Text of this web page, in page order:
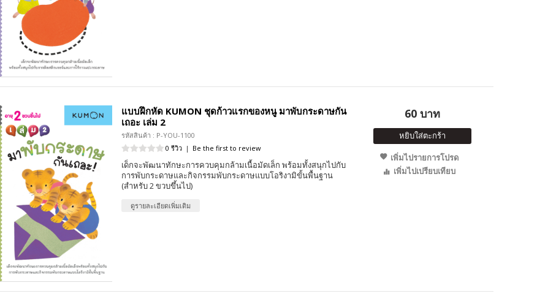
แบบฝึกหัด KUMON ชุดก้าวแรกของหนู มาพับกระดาษกัน
เถอะ เล่ม 2
รหัสสินค้า : P-YOU-1100
0 รีวิว | Be the first to review
เด็กจะพัฒนาทักษะการควบคุมกล้ามเนื้อมัดเล็ก พร้อมทั้งสนุกไปกับ
การพับกระดาษและกิจกรรมพับกระดาษแบบโอริงามิขั้นพื้นฐาน
(สำหรับ 2 ขวบขึ้นไป)
ดูรายละเอียดเพิ่มเติม
60 บาท
หยิบใส่ตะกร้า
เพิ่มไปรายการโปรด
เพิ่มไปเปรียบเทียบ